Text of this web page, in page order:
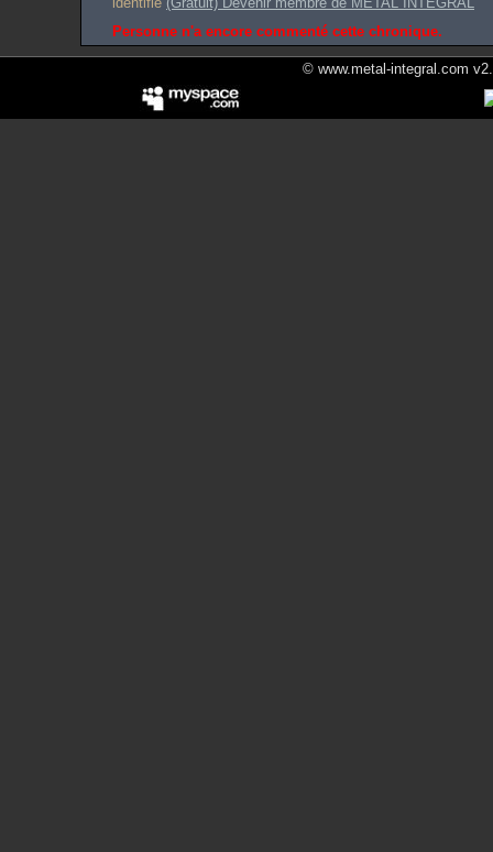
Personne n'a encore commenté cette chronique.
© www.metal-integral.com